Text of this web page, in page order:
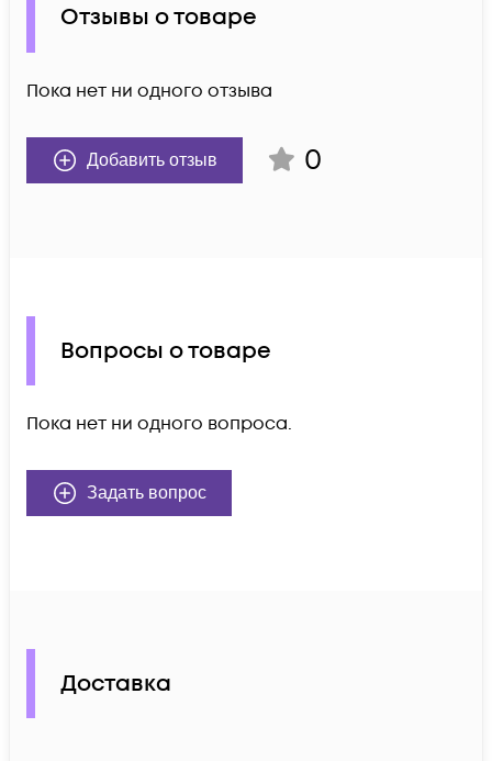
Отзывы о товаре
Пока нет ни одного отзыва
Добавить отзыв 0
Вопросы о товаре
Пока нет ни одного вопроса.
Задать вопрос
Доставка